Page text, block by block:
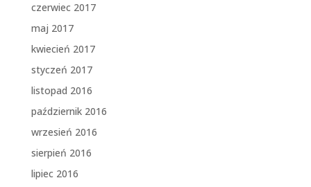
czerwiec 2017
maj 2017
kwiecień 2017
styczeń 2017
listopad 2016
październik 2016
wrzesień 2016
sierpień 2016
lipiec 2016